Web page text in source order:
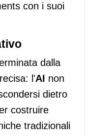
con i suoi
dalla
l'AI non
dietro
costruire
tradizionali